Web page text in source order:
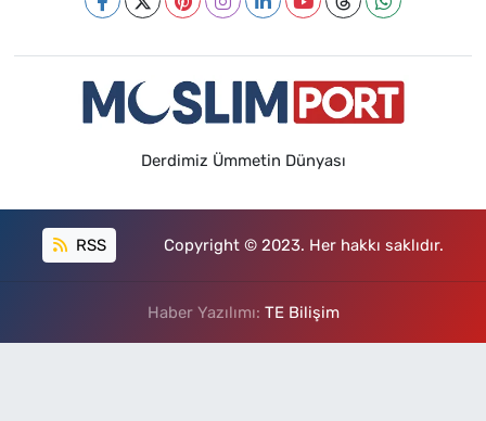
Derdimiz Ümmetin Dünyası
RSS Copyright © 2023. Her hakkı saklıdır.
Haber Yazılımı: TE Bilişim